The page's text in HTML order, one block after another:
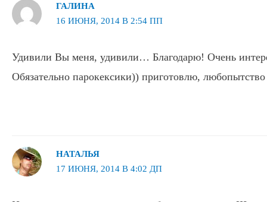
ГАЛИНА
16 ИЮНЯ, 2014 В 2:54 ПП
Удивили Вы меня, удивили… Благодарю! Очень
Обязательно парокексики)) приготовлю,
НАТАЛЬЯ
17 ИЮНЯ, 2014 В 4:02 ДП